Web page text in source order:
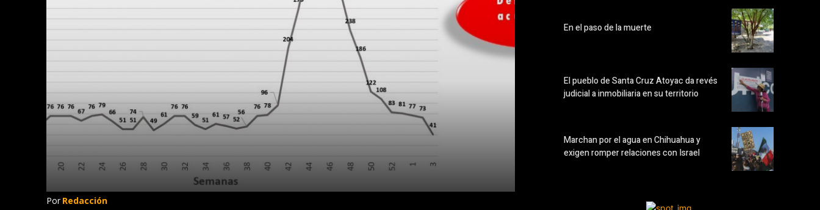
Por Redacción
En el paso de la muerte
El pueblo de Santa Cruz Atoyac da revés
judicial a inmobiliaria en su territorio
Marchan por el agua en Chihuahua y
exigen romper relaciones con Israel